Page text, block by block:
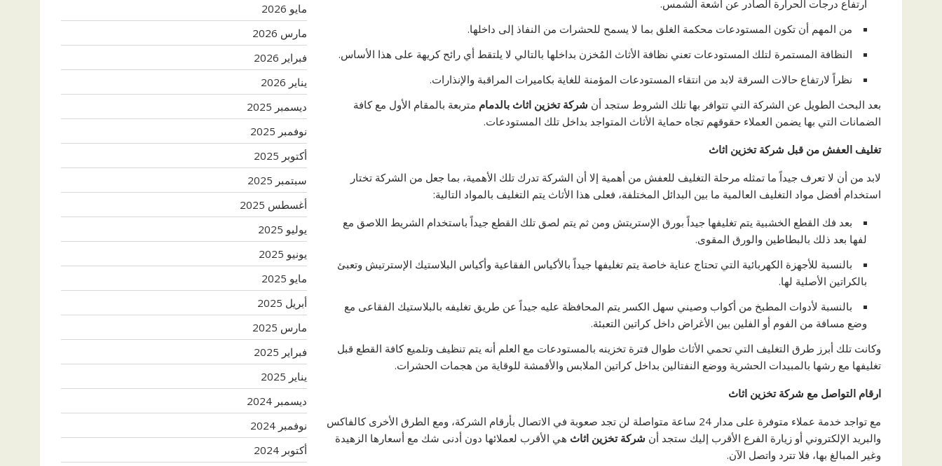
ارتفاع درجات الحرارة الصادر عن أشعة الشمس.
من المهم أن تكون المستودعات محكمة الغلق بما لا يسمح للحشرات من النفاذ إلى داخلها.
النظافة المستمرة لتلك المستودعات تعني نظافة الأثاث المُخزن بداخلها بالتالي لا يلتقط أي رائح كريهة على هذا الأساس.
نظراً لارتفاع حالات السرقة لابد من انتقاء المستودعات المؤمنة للغاية بكاميرات المراقبة والإنذارات.
بعد البحث الطويل عن الشركة التي تتوافر بها تلك الشروط ستجد أن شركة تخزين اثاث بالدمام متربعة بالمقام الأول مع كافة
الضمانات التي بها يضمن العملاء حقوقهم تجاه حماية الأثاث المتواجد بداخل تلك المستودعات.
تغليف العفش من قبل شركة تخزين اثاث
لابد من أن لا تعرف جيداً ما تمثله مرحلة التغليف للعفش من أهمية إلا أن الشركة تدرك تلك الأهمية، بما جعل من الشركة تختار
استخدام أفضل مواد التغليف العالمية ما بين البدائل المختلفة، فعلى هذا الأثاث يتم التغليف بالمواد التالية:
بعد فك القطع الخشبية يتم تغليفها جيداً بورق الإستريتش ومن ثم يتم لصق تلك القطع جيداً باستخدام الشريط اللاصق مع
لفها بعد ذلك بالبطاطين والورق المقوى.
بالنسبة للأجهزة الكهربائية التي تحتاج عناية خاصة يتم تغليفها جيداً بالأكياس الفقاعية وأكياس البلاستيك الإسترتيش وتعبئ
بالكراتين الأصلية لها.
بالنسبة لأدوات المطبخ من أكواب وصيني سهل الكسر يتم المحافظة عليه جيداً عن طريق تغليفه بالبلاستيك الفقاعى مع
وضع مسافة من الفوم أو الفلين بين الأغراض داخل كراتين التعبئة.
وكانت تلك أبرز طرق التغليف التي تحمي الأثاث طوال فترة تخزينه بالمستودعات مع العلم أنه يتم تنظيف وتلميع كافة القطع قبل
تغليفها مع رشها بالمبيدات الحشرية ووضع النفتالين بداخل كراتين الملابس والأقمشة للوقاية من هجمات الحشرات.
ارقام التواصل مع شركة تخزين اثاث
مع تواجد خدمة عملاء متوفرة على مدار 24 ساعة متواصلة لن تجد صعوبة في الاتصال بأرقام الشركة، ومع الطرق الأخرى كالفاكس
والبريد الإلكتروني أو زيارة الفرع الأقرب إليك ستجد أن شركة تخزين اثاث هي الأقرب لعملائها دون أدنى شك مع أسعارها الزهيدة
وغير المبالغ بها، فلا تترد واتصل الآن.
مايو 2026
مارس 2026
فبراير 2026
يناير 2026
ديسمبر 2025
نوفمبر 2025
أكتوبر 2025
سبتمبر 2025
أغسطس 2025
يوليو 2025
يونيو 2025
مايو 2025
أبريل 2025
مارس 2025
فبراير 2025
يناير 2025
ديسمبر 2024
نوفمبر 2024
أكتوبر 2024